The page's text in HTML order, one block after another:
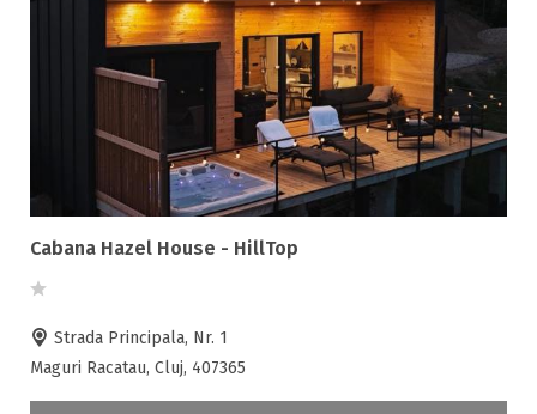
Pat bebelus
Pescuit
Ping-Pong
Rau in curte
Room service
Sala de conferinte
Sala de fitness
Sanie cu cai
Sauna
Cabana Hazel House - HillTop
Strada Principala, Nr. 1
Maguri Racatau, Cluj, 407365